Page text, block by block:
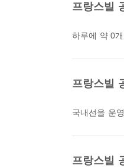
프랑스빌
하루에 약
프랑스빌
국내선을
프랑스빌